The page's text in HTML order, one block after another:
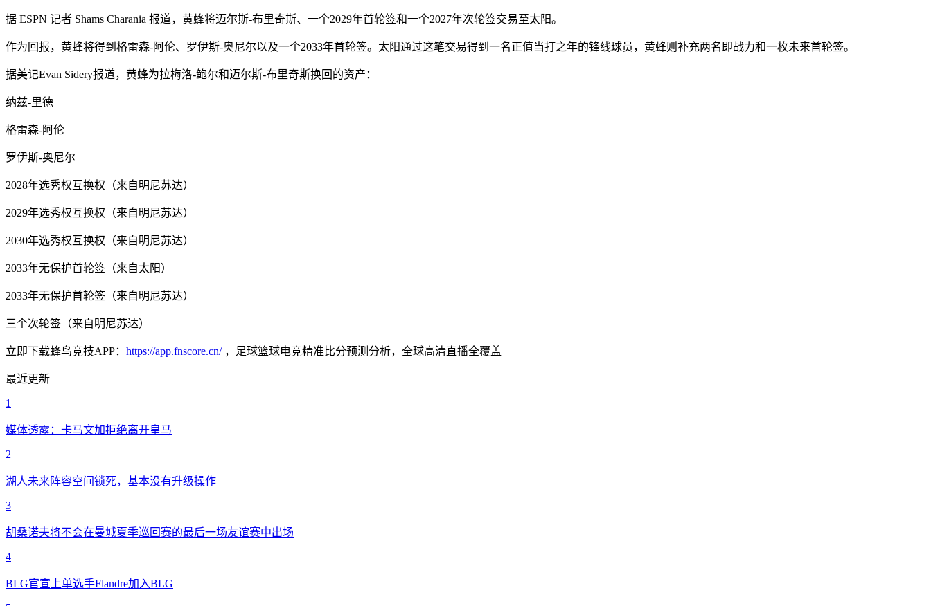
据 ESPN 记者 Shams Charania 报道，黄蜂将迈尔斯-布里奇斯、一个2029年首轮签和一个2027年次轮签交易至太阳。
作为回报，黄蜂将得到格雷森-阿伦、罗伊斯-奥尼尔以及一个2033年首轮签。太阳通过这笔交易得到一名正值当打之年的锋线球员，黄蜂则补充两名即战力和一枚未来首轮签。
据美记Evan Sidery报道，黄蜂为拉梅洛-鲍尔和迈尔斯-布里奇斯换回的资产：
纳兹-里德
格雷森-阿伦
罗伊斯-奥尼尔
2028年选秀权互换权（来自明尼苏达）
2029年选秀权互换权（来自明尼苏达）
2030年选秀权互换权（来自明尼苏达）
2033年无保护首轮签（来自太阳）
2033年无保护首轮签（来自明尼苏达）
三个次轮签（来自明尼苏达）
立即下载蜂鸟竞技APP： https://app.fnscore.cn/，足球篮球电竞精准比分预测分析，全球高清直播全覆盖
最近更新
1
媒体透露：卡马文加拒绝离开皇马
2
湖人未来阵容空间锁死，基本没有升级操作
3
胡桑诺夫将不会在曼城夏季巡回赛的最后一场友谊赛中出场
4
BLG官宣上单选手Flandre加入BLG